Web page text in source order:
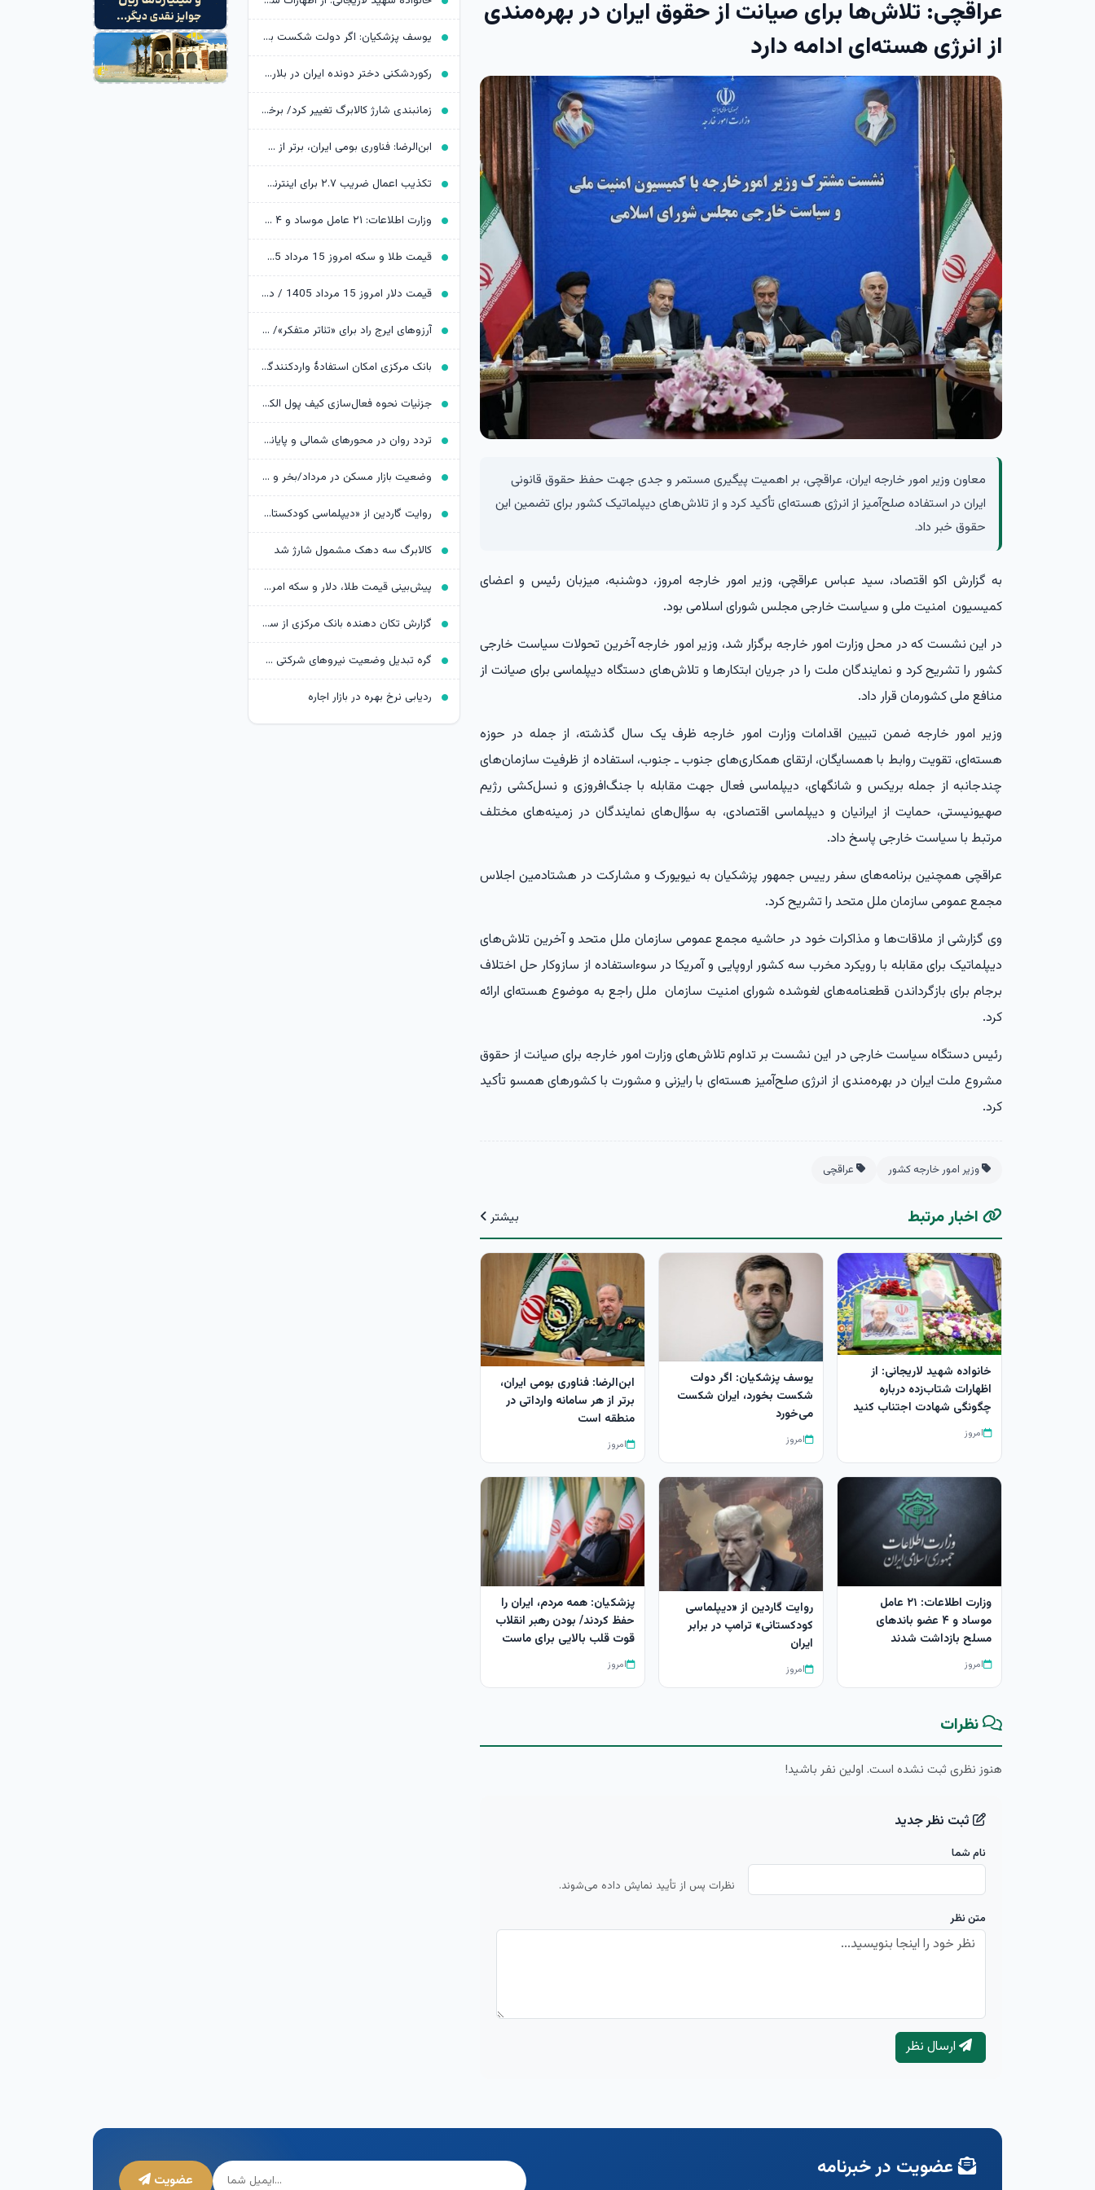
عراقچی: تلاش‌ها برای صیانت از حقوق ایران در بهره‌مندی
از انرژی هسته‌ای ادامه دارد
معاون وزیر امور خارجه ایران، عراقچی، بر اهمیت پیگیری مستمر و جدی جهت حفظ حقوق قانونی
ایران در استفاده صلح‌آمیز از انرژی هسته‌ای تأکید کرد و از تلاش‌های دیپلماتیک کشور برای تضمین این
حقوق خبر داد.
به گزارش اکو اقتصاد، سید عباس عراقچی، وزیر امور خارجه امروز، دوشنبه، میزبان رئیس و اعضای
کمیسیون امنیت ملی و سیاست خارجی مجلس شورای اسلامی بود.
در این نشست که در محل وزارت امور خارجه برگزار شد، وزیر امور خارجه آخرین تحولات سیاست خارجی
کشور را تشریح کرد و نمایندگان ملت را در جریان ابتکارها و تلاش‌های دستگاه دیپلماسی برای صیانت از
منافع ملی کشورمان قرار داد.
وزیر امور خارجه ضمن تبیین اقدامات وزارت امور خارجه ظرف یک سال گذشته، از جمله در حوزه
هسته‌ای، تقویت روابط با همسایگان، ارتقای همکاری‌های جنوب ـ جنوب، استفاده از ظرفیت سازمان‌های
چندجانبه از جمله بریکس و شانگهای، دیپلماسی فعال جهت مقابله با جنگ‌افروزی و نسل‌کشی رژیم
صهیونیستی، حمایت از ایرانیان و دیپلماسی اقتصادی، به سؤال‌های نمایندگان در زمینه‌های مختلف
مرتبط با سیاست خارجی پاسخ داد.
عراقچی همچنین برنامه‌های سفر رییس جمهور پزشکیان به نیویورک و مشارکت در هشتادمین اجلاس
مجمع عمومی سازمان ملل متحد را تشریح کرد.
وی گزارشی از ملاقات‌ها و مذاکرات خود در حاشیه مجمع عمومی سازمان ملل متحد و آخرین تلاش‌های
دیپلماتیک برای مقابله با رویکرد مخرب سه کشور اروپایی و آمریکا در سوءاستفاده از سازوکار حل اختلاف
برجام برای بازگرداندن قطعنامه‌های لغوشده شورای امنیت سازمان ملل راجع به موضوع هسته‌ای ارائه
کرد.
رئیس دستگاه سیاست خارجی در این نشست بر تداوم تلاش‌های وزارت امور خارجه برای صیانت از حقوق
مشروع‌ ملت ایران در بهره‌مندی از انرژی صلح‌آمیز هسته‌ای با رایزنی و مشورت با کشورهای همسو تأکید
کرد.
وزیر امور خارجه کشور عراقچی
اخبار مرتبط بیشتر
خانواده شهید لاریجانی: از
اظهارات شتاب‌زده درباره
چگونگی شهادت اجتناب کنید
امروز
یوسف پزشکیان: اگر دولت
شکست بخورد، ایران شکست
می‌خورد
امروز
ابن‌الرضا: فناوری بومی ایران،
برتر از هر سامانه وارداتی در
منطقه است
امروز
وزارت اطلاعات: ۲۱ عامل
موساد و ۴ عضو باندهای
مسلح بازداشت شدند
امروز
روایت گاردین از «دیپلماسی
کودکستانی» ترامپ در برابر
ایران
امروز
پزشکیان: همه مردم، ایران را
حفظ کردند/ بودن رهبر انقلاب
قوت قلب بالایی برای ماست
امروز
نظرات
هنوز نظری ثبت نشده است. اولین نفر باشید!
ثبت نظر جدید
نام شما
نظرات پس از تأیید نمایش داده می‌شوند.
متن نظر
ارسال نظر
یوسف پزشکیان: اگر دولت شکست بخورد، ایران شکست می‌خورد
رکوردشکنی دختر دونده ایران در بلاروس
زمانبندی شارژ کالابرگ تغییر کرد/ برخی خانوارها اعتبار را ماه بعد دریافت می‌کنند
ابن‌الرضا: فناوری بومی ایران، برتر از هر سامانه وارداتی در منطقه است
تکذیب اعمال ضریب ۲.۷ برای اینترنت بین‌الملل از سوی سازمان تنظیم مقررات
وزارت اطلاعات: ۲۱ عامل موساد و ۴ عضو باندهای مسلح بازداشت شدند
قیمت طلا و سکه امروز 15 مرداد 1405/ فرمان بازار طلا به دست اونس جهانی افتاد
قیمت دلار امروز 15 مرداد 1405 / دلار ۴ هزار تومان ریخت
آرزوهای ایرج راد برای «تئاتر متفکر»/ «آبجی‌ها و آقاجان» روی صحنه می‌رود
بانک مرکزی امکان استفادۀ واردکنندگان دارو از اوراق گام را تا پایان امسال تمدید کرد
جزئیات نحوه فعال‌سازی کیف پول الکترونیک
تردد روان در محورهای شمالی و پایانه‌های مرزی اربعین
وضعیت بازار مسکن در مرداد/بخر و بفروش‌ها دست از کار کشیدند
روایت گاردین از «دیپلماسی کودکستانی» ترامپ در برابر ایران
کالابرگ سه دهک مشمول شارژ شد
پیش‌بینی قیمت طلا، دلار و سکه امروز 15 مرداد 1405/ بازار منتظر مذاکرات تنگه هرمز
گزارش تکان‌ دهنده بانک مرکزی از سفره ایرانی‌ها؛ تورم چگونه فقرا را فقیرتر کرد؟
گره تبدیل وضعیت نیروهای شرکتی / قانون مانع است یا پیمانکاران؟
ردیابی نرخ بهره در بازار اجاره
عضویت در خبرنامه عضویت